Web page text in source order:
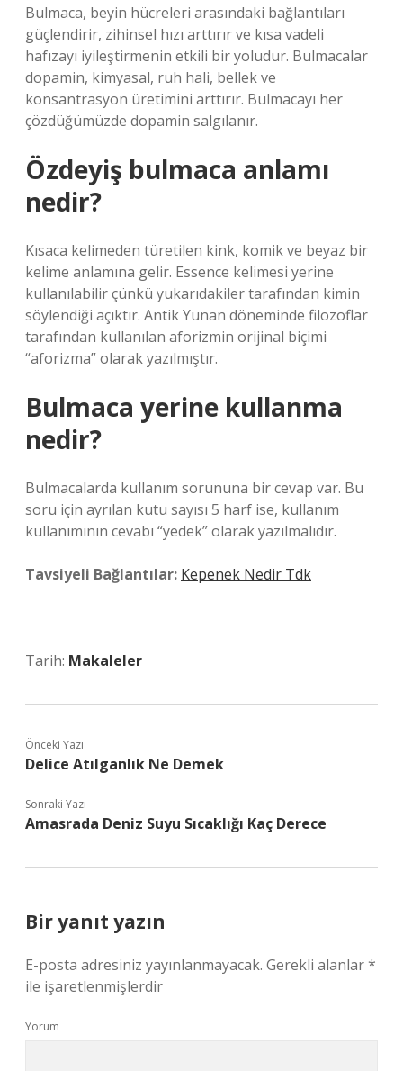
Bulmaca, beyin hücreleri arasındaki bağlantıları
güçlendirir, zihinsel hızı arttırır ve kısa vadeli
hafızayı iyileştirmenin etkili bir yoludur. Bulmacalar
dopamin, kimyasal, ruh hali, bellek ve
konsantrasyon üretimini arttırır. Bulmacayı her
çözdüğümüzde dopamin salgılanır.
Özdeyiş bulmaca anlamı
nedir?
Kısaca kelimeden türetilen kink, komik ve beyaz bir
kelime anlamına gelir. Essence kelimesi yerine
kullanılabilir çünkü yukarıdakiler tarafından kimin
söylendiği açıktır. Antik Yunan döneminde filozoflar
tarafından kullanılan aforizmin orijinal biçimi
“aforizma” olarak yazılmıştır.
Bulmaca yerine kullanma
nedir?
Bulmacalarda kullanım sorununa bir cevap var. Bu
soru için ayrılan kutu sayısı 5 harf ise, kullanım
kullanımının cevabı “yedek” olarak yazılmalıdır.
Tavsiyeli Bağlantılar: Kepenek Nedir Tdk
Tarih: Makaleler
Önceki Yazı
Delice Atılganlık Ne Demek
Sonraki Yazı
Amasrada Deniz Suyu Sıcaklığı Kaç Derece
Bir yanıt yazın
E-posta adresiniz yayınlanmayacak. Gerekli alanlar*
ile işaretlenmişlerdir
Yorum